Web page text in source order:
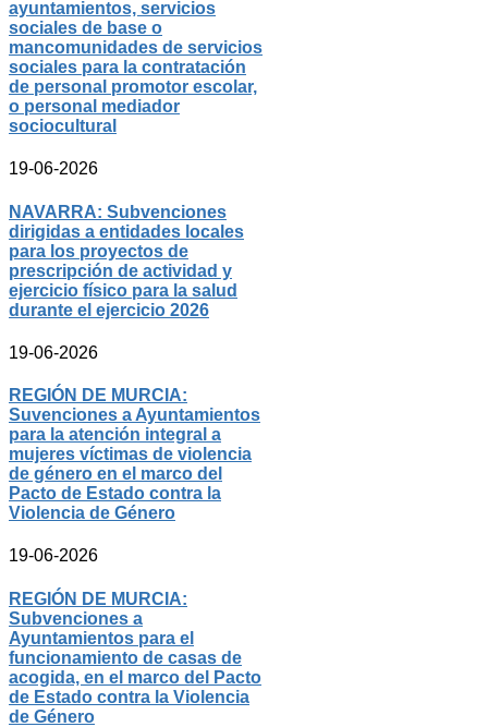
ayuntamientos, servicios
sociales de base o
mancomunidades de servicios
sociales para la contratación
de personal promotor escolar,
o personal mediador
sociocultural
19-06-2026
NAVARRA: Subvenciones
dirigidas a entidades locales
para los proyectos de
prescripción de actividad y
ejercicio físico para la salud
durante el ejercicio 2026
19-06-2026
REGIÓN DE MURCIA:
Suvenciones a Ayuntamientos
para la atención integral a
mujeres víctimas de violencia
de género en el marco del
Pacto de Estado contra la
Violencia de Género
19-06-2026
REGIÓN DE MURCIA:
Subvenciones a
Ayuntamientos para el
funcionamiento de casas de
acogida, en el marco del Pacto
de Estado contra la Violencia
de Género